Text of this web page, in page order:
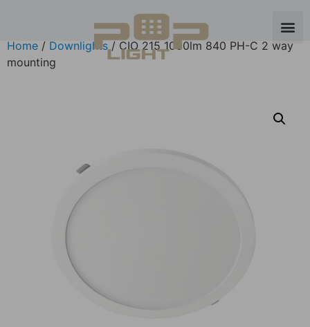
Home / Downlights / CIO 215 1000lm 840 PH-C 2 way
mounting